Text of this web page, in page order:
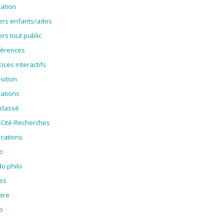
enfants/ados
tout public
interactifs
Recherches
philo